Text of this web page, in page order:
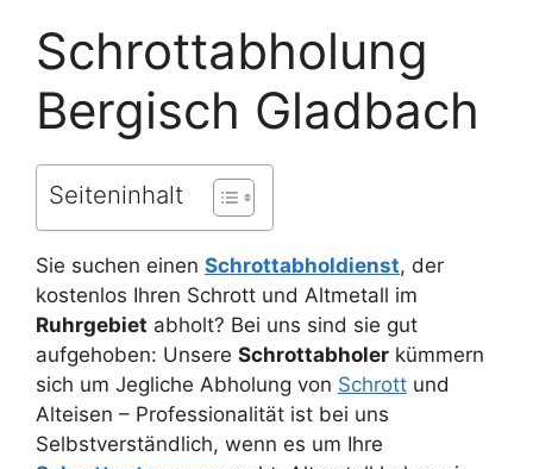
Schrottabholung
Bergisch Gladbach
Seiteninhalt
Sie suchen einen Schrottabholdienst, der
kostenlos Ihren Schrott und Altmetall im
Ruhrgebiet abholt? Bei uns sind sie gut
aufgehoben: Unsere Schrottabholer kümmern
sich um Jegliche Abholung von Schrott und
Alteisen – Professionalität ist bei uns
Selbstverständlich, wenn es um Ihre